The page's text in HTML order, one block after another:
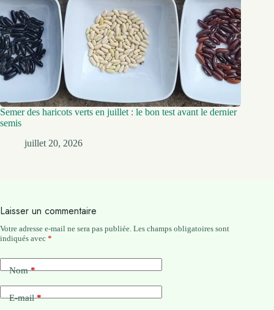
Semer des haricots verts en juillet : le bon test avant le dernier
semis
juillet 20, 2026
Laisser un commentaire
Votre adresse e-mail ne sera pas publiée. Les champs obligatoires sont
indiqués avec *
Nom*
E-mail*